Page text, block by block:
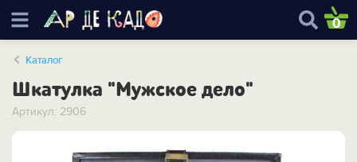
0
Каталог
Шкатулка "Мужское дело"
Артикул: 2906